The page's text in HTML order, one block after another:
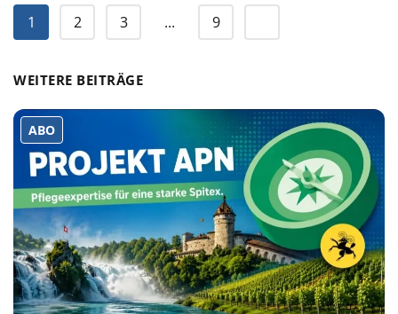
1 2 3 ... 9
WEITERE BEITRÄGE
ABO